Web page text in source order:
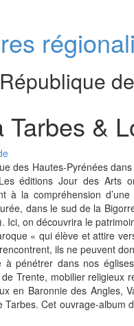
&
des Hautes-Pyrénées
éditions Jour des Arts
à la compréhension
dans le sud de la
on découvrira le
« qui élève et attire
ils ne peuvent
pénétrer dans nos
Trente, mobilier
en Baronnie des Angles,
Tarbes. Cet ouvrage-